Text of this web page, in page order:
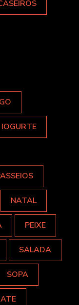
IOGURTE
NATAL
PEIXE
SALADA
SOPA